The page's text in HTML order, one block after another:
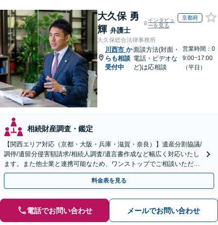
大久保 勇
輝 弁護士
インタビュ
ーを見る
京都府
大久保総合法律事務所
川西市 か
らも相談
受付中
面談方法(対面・
電話・ビデオな
ど)は応相談
営業時間：0
9:00~17:00
（平日）
相続財産調査・鑑定
【関西エリア対応（京都・大阪・兵庫・滋賀・奈良）】遺産分割協議/
調停/遺留分侵害額請求/相続人調査/遺言書作成など幅広く対応いたし
ます。また他士業と連携可能なため、ワンストップでご相談いただけ
ます。【土日夜間対応】
料金表を見る
電話でお問い合わせ メールでお問い合わせ